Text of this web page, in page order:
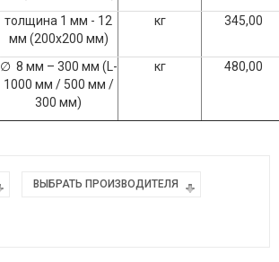
толщина 1 мм - 12
мм (200х200 мм)
кг 345,00
∅ 8 мм – 300 мм (L-
1000 мм / 500 мм /
300 мм)
кг 480,00
ВЫБРАТЬ ПРОИЗВОДИТЕЛЯ